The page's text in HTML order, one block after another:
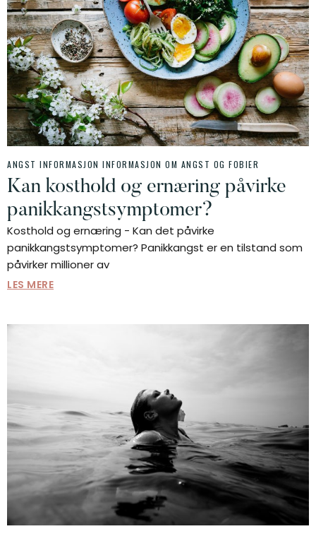
ANGST INFORMASJON INFORMASJON OM ANGST OG FOBIER
Kan kosthold og ernæring påvirke
panikkangstsymptomer?
Kosthold og ernæring - Kan det påvirke
panikkangstsymptomer? Panikkangst er en tilstand som
påvirker millioner av
LES MERE